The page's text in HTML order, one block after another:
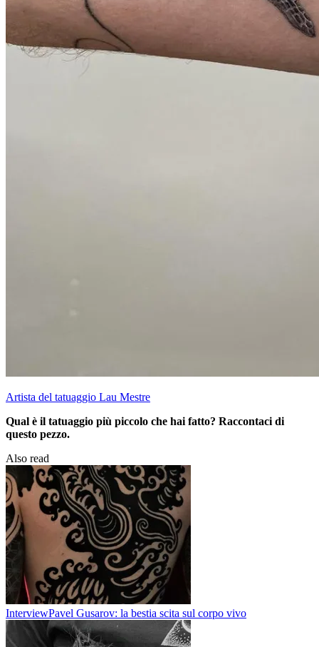
Artista del tatuaggio Lau Mestre
Qual è il tatuaggio più piccolo che hai fatto? Raccontaci di
questo pezzo.
Also read
InterviewPavel Gusarov: la bestia scita sul corpo vivo